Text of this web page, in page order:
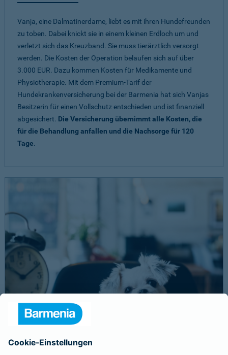
Vanja, eine Dalmatinerdame, liebt es mit ihren Hundefreunden
zu toben. Dabei knickt sie in einem kleinen Erdloch um und
verletzt sich das Kreuzband. Sie muss tierärztlich versorgt
werden. Die Kosten der Operation belaufen sich auf über
3.000 EUR. Dazu kommen Kosten für Medikamente und
Physiotherapie. Mit dem Premium-Tarif der
Hundekrankenversicherung bei der Barmenia hat sich Vanjas
Besitzerin für einen Vollschutz entschieden und ist finanziell
abgesichert. Die Versicherung übernimmt alle Kosten, die
für die Behandlung anfallen und die Nachsorge für 120
Tage.